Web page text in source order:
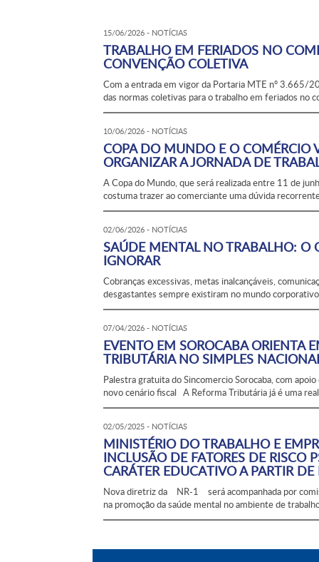
15/06/2026 - NOTÍCIAS
TRABALHO EM FERIADOS NO
CONVENÇÃO COLETIVA
Com a entrada em vigor da Portaria MTE nº 3.665/
das normas coletivas para o trabalho em feriados no
10/06/2026 - NOTÍCIAS
COPA DO MUNDO E O COMÉRCIO
ORGANIZAR A JORNADA DE
A Copa do Mundo, que será realizada entre 11 de
costuma trazer ao comerciante uma dúvida
02/06/2026 - NOTÍCIAS
SAÚDE MENTAL NO TRABALHO: O
IGNORAR
Cobranças excessivas, metas inalcançáveis,
desgastantes sempre existiram no mundo
07/04/2026 - NOTÍCIAS
EVENTO EM SOROCABA ORIENTA
TRIBUTÁRIA NO SIMPLES
Palestra gratuita do Sincomercio Sorocaba, com
novo cenário fiscal A Reforma Tributária já é uma
02/05/2025 - NOTÍCIAS
MINISTÉRIO DO TRABALHO E
INCLUSÃO DE FATORES DE RISCO
CARÁTER EDUCATIVO A PARTIR
Nova diretriz da NR-1 será acompanhada por
na promoção da saúde mental no ambiente de